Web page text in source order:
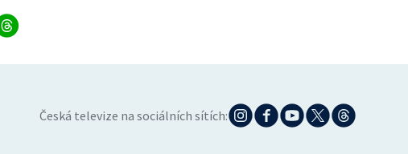
Česká televize na sociálních sítích: